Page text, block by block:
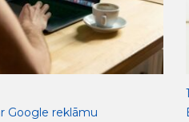
Google reklāmu